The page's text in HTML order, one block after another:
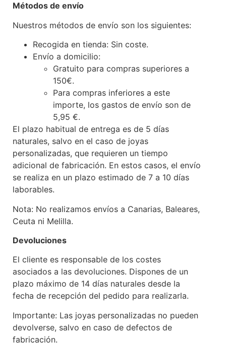
Métodos de envío
Nuestros métodos de envío son los siguientes:
Recogida en tienda: Sin coste.
Envío a domicilio:
Gratuito para compras superiores a
150€.
Para compras inferiores a este
importe, los gastos de envío son de
5,95 €.
El plazo habitual de entrega es de 5 días
naturales, salvo en el caso de joyas
personalizadas, que requieren un tiempo
adicional de fabricación. En estos casos, el envío
se realiza en un plazo estimado de 7 a 10 días
laborables.
Nota: No realizamos envíos a Canarias, Baleares,
Ceuta ni Melilla.
Devoluciones
El cliente es responsable de los costes
asociados a las devoluciones. Dispones de un
plazo máximo de 14 días naturales desde la
fecha de recepción del pedido para realizarla.
Importante: Las joyas personalizadas no pueden
devolverse, salvo en caso de defectos de
fabricación.